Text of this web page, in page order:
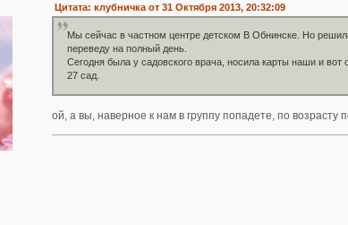
Цитата: клубничка от 31 Октября 2013, 20:32:09
Мы сейчас в частном центре детском В Обнинске. Но
переведу на полный день.
Сегодня была у садовского врача, носила карты наши и вот
27 сад.
ой, а вы, наверное к нам в группу попадете, по возрасту